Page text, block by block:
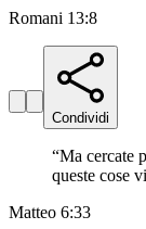
Romani 13:8
Condividi
“Ma cercate
queste cose
Matteo 6:33